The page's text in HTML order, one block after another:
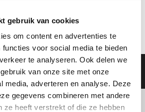
gebruik van cookies
om content en advertenties te
functies voor social media te bieden
te analyseren. Ook delen we
van onze site met onze
media, adverteren en analyse. Deze
gegevens combineren met andere
ze heeft verstrekt of die ze hebben
|Levering|Garantie|Privacy Beleid